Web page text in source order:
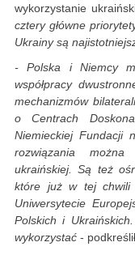
wykorzystanie
cztery główne
Ukrainy są
- Polska i Niemcy
współpracy
mechanizmów
o Centrach
Niemieckiej Fundacji
rozwiązania
ukraińskiej. Są też
które już w tej chwili
Uniwersytecie
Polskich i
wykorzystać -